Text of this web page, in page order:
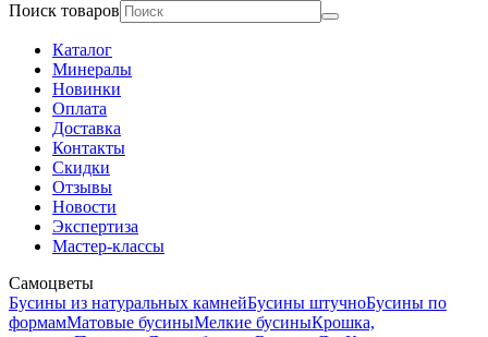
Поиск товаров
Каталог
Минералы
Новинки
Оплата
Доставка
Контакты
Скидки
Отзывы
Новости
Экспертиза
Мастер-классы
Самоцветы
Бусины из натуральных камнейБусины штучноБусины по
формамМатовые бусиныМелкие бусиныКрошка,